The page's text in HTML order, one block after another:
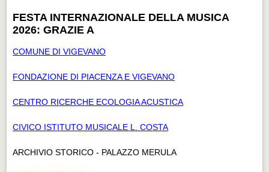
FESTA INTERNAZIONALE DELLA MUSICA
2026: GRAZIE A
COMUNE DI VIGEVANO
FONDAZIONE DI PIACENZA E VIGEVANO
CENTRO RICERCHE ECOLOGIA ACUSTICA
CIVICO ISTITUTO MUSICALE L. COSTA
ARCHIVIO STORICO - PALAZZO MERULA